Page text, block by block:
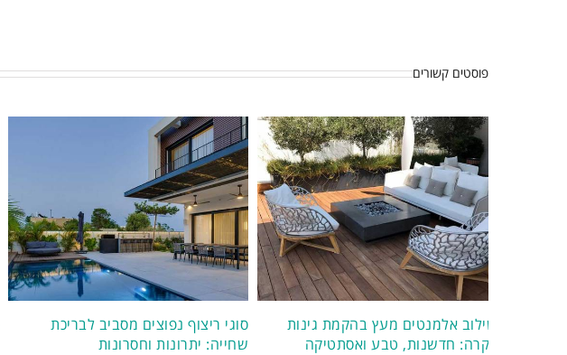
פוסטים קשורים
סוגי ריצוף נפוצים מסביב לבריכת
שחייה: יתרונות וחסרונות
שילוב אלמנטים מעץ בהקמת גינות
יוקרה: חדשנות, טבע ואסתטיקה